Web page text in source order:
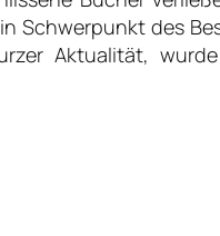
Schwerpunkt des
Aktualität,